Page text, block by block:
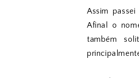
Assim
Afinal o
também